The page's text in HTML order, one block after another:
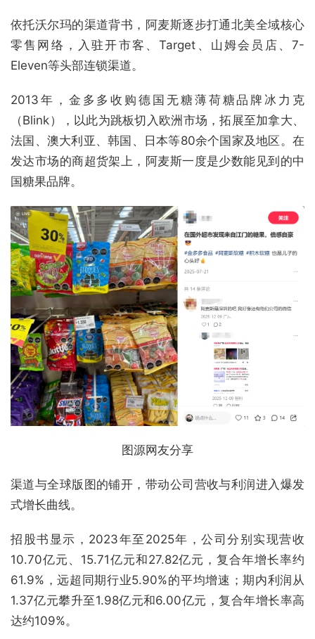
依托沃尔玛的渠道背书，阿麦斯逐步打通北美全域核心
零售网络，入驻开市客、Target、山姆会员店、7-
Eleven等头部连锁渠道。
2013年，金多多收购德国无糖薄荷糖品牌冰力克
（Blink），以此为跳板切入欧洲市场，拓展至加拿大、
法国、澳大利亚、韩国、日本等80余个国家及地区。在
发达市场的商超货架上，阿麦斯一度是少数能见到的中
国糖果品牌。
图源网友分享
渠道与全球版图的铺开，带动公司营收与利润进入爆发
式增长曲线。
招股书显示，2023年至2025年，公司分别实现营收
10.70亿元、15.71亿元和27.82亿元，复合年增长率约
61.9%，远超同期行业5.90%的平均增速；期内利润从
1.37亿元攀升至1.98亿元和6.00亿元，复合年增长率高
达约109%。